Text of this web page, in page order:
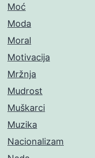
Moć
Moda
Moral
Motivacija
Mržnja
Mudrost
Muškarci
Muzika
Nacionalizam